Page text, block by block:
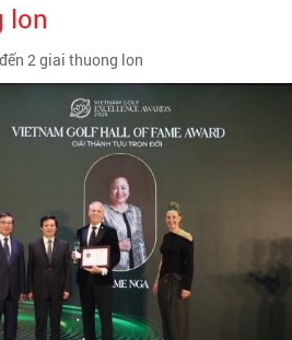
lon
2 giai thuong lon